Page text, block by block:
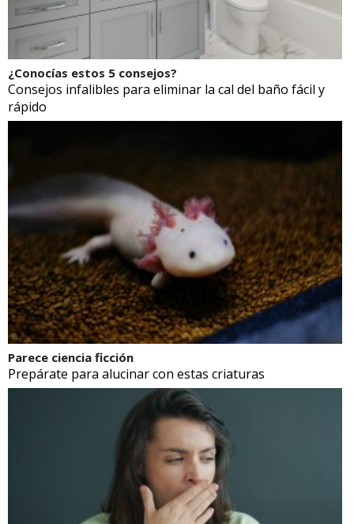
¿Conocías estos 5 consejos?
Consejos infalibles para eliminar la cal del baño fácil y
rápido
Parece ciencia ficción
Prepárate para alucinar con estas criaturas